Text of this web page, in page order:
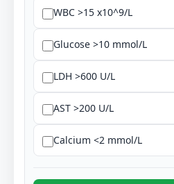
WBC >15 x10^9/L
Glucose >10 mmol/L
LDH >600 U/L
AST >200 U/L
Calcium <2 mmol/L